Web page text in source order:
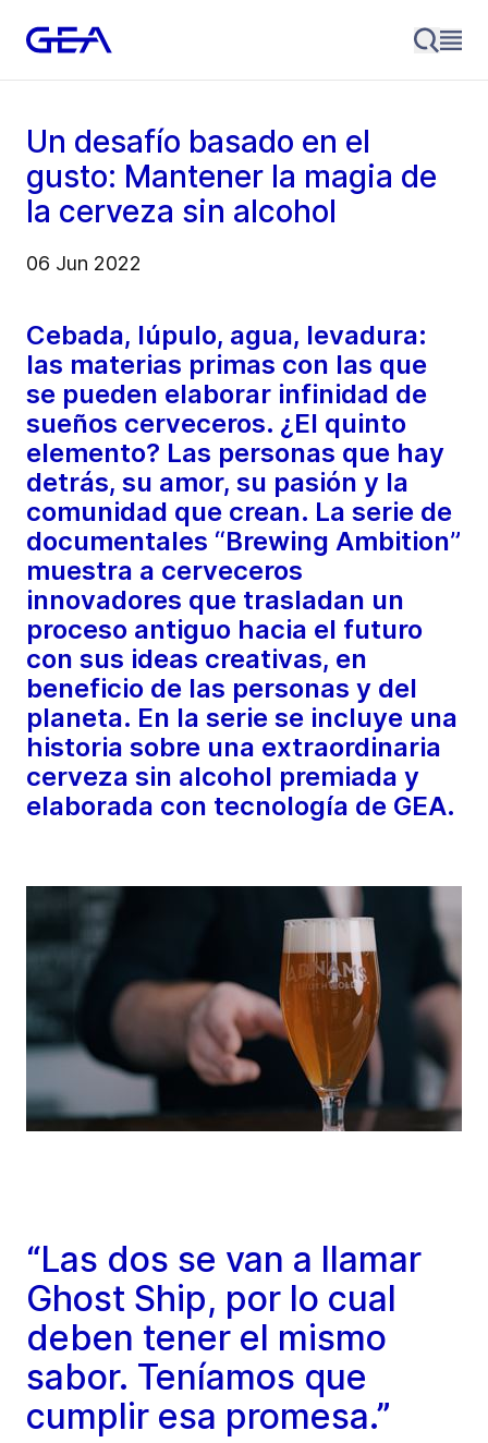
Un desafío basado en el
gusto: Mantener la magia de
la cerveza sin alcohol
06 Jun 2022
Cebada, lúpulo, agua, levadura:
las materias primas con las que
se pueden elaborar infinidad de
sueños cerveceros. ¿El quinto
elemento? Las personas que hay
detrás, su amor, su pasión y la
comunidad que crean. La serie de
documentales “Brewing Ambition”
muestra a cerveceros
innovadores que trasladan un
proceso antiguo hacia el futuro
con sus ideas creativas, en
beneficio de las personas y del
planeta. En la serie se incluye una
historia sobre una extraordinaria
cerveza sin alcohol premiada y
elaborada con tecnología de GEA.
“Las dos se van a llamar
Ghost Ship, por lo cual
deben tener el mismo
sabor. Teníamos que
cumplir esa promesa.”